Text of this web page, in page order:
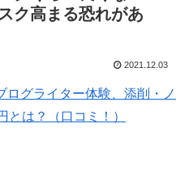
ク高まる恐れがあ
2021.12.03
グライター体験、添削・ノ
とは？（口コミ！）